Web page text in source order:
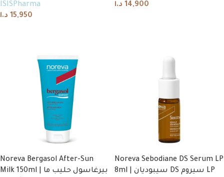
ISISPharma
15,950 د.ا
14,900 د.ا
Noreva Bergasol After-Sun
Milk 150ml | بيرغاسول حليب ما
Noreva Sebodiane DS Serum LP
8ml | سيبوديان DS سيروم LP